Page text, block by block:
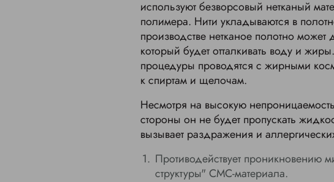
используют безворсовый нетканый
полимера. Нити укладываются в
производстве нетканое полотно
который будет отталкивать воду и
процедуры проводятся с жирными
к спиртам и щелочам.
Несмотря на высокую
стороны он не будет пропускать
вызывает раздражения и
Противодействует проникновению
структуры" СМС-материала.